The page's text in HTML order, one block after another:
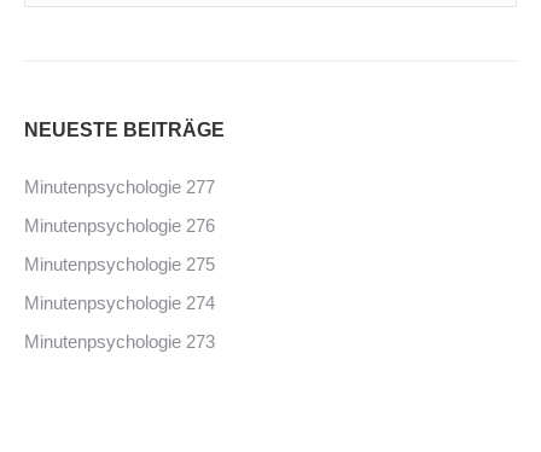
NEUESTE BEITRÄGE
Minutenpsychologie 277
Minutenpsychologie 276
Minutenpsychologie 275
Minutenpsychologie 274
Minutenpsychologie 273